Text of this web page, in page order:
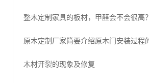
整木定制家具的板材，甲醛会不会很高？
木材开裂的现象及修复